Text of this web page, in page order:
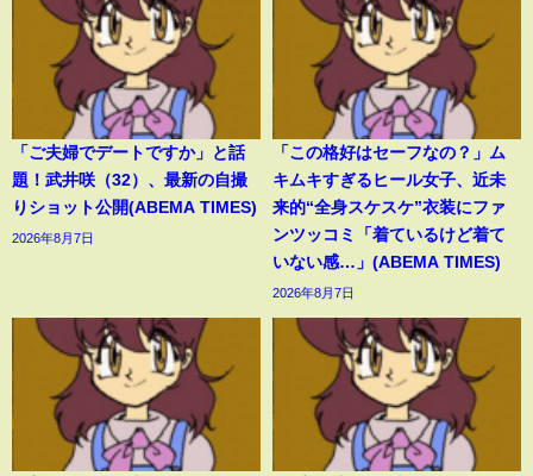
「ご夫婦でデートですか」と話
題！武井咲（32）、最新の自撮
りショット公開(ABEMA TIMES)
2026年8月7日
「この格好はセーフなの？」ム
キムキすぎるヒール女子、近未
来的“全身スケスケ”衣装にファ
ンツッコミ「着ているけど着て
いない感…」(ABEMA TIMES)
2026年8月7日